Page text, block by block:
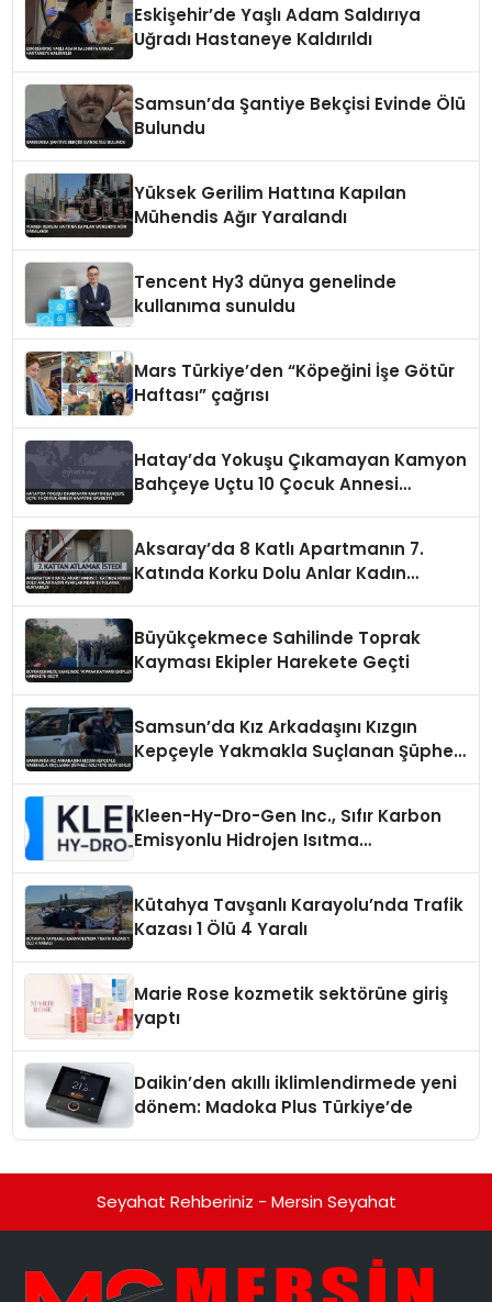
Eskişehir’de Yaşlı Adam Saldırıya
Uğradı Hastaneye Kaldırıldı
Samsun’da Şantiye Bekçisi Evinde Ölü
Bulundu
Yüksek Gerilim Hattına Kapılan
Mühendis Ağır Yaralandı
Tencent Hy3 dünya genelinde
kullanıma sunuldu
Mars Türkiye’den “Köpeğini İşe Götür
Haftası” çağrısı
Hatay’da Yokuşu Çıkamayan Kamyon
Bahçeye Uçtu 10 Çocuk Annesi
Aksaray’da 8 Katlı Apartmanın 7.
Katında Korku Dolu Anlar Kadın
Büyükçekmece Sahilinde Toprak
Kayması Ekipler Harekete Geçti
Samsun’da Kız Arkadaşını Kızgın
Kepçeyle Yakmakla Suçlanan Şüpheli
Kleen-Hy-Dro-Gen Inc., Sıfır Karbon
Emisyonlu Hidrojen Isıtma
Kütahya Tavşanlı Karayolu’nda Trafik
Kazası 1 Ölü 4 Yaralı
Marie Rose kozmetik sektörüne giriş
yaptı
Daikin’den akıllı iklimlendirmede yeni
dönem: Madoka Plus Türkiye’de
Seyahat Rehberiniz - Mersin Seyahat